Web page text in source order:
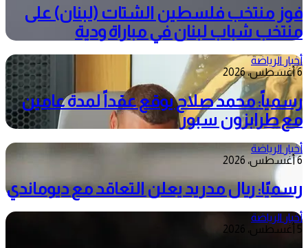
فوز منتخب فلسطين الشتات (لبنان) على
منتخب شباب لبنان في مباراة ودية
أخبار الرياضة
6 أغسطس، 2026
رسمياً: محمد صلاح يوقع عقداً لمدة عامين
مع طرابزون سبور
أخبار الرياضة
6 أغسطس، 2026
رسميًا: ريال مدريد يعلن التعاقد مع ديوماندي
أخبار الرياضة
5 أغسطس، 2026